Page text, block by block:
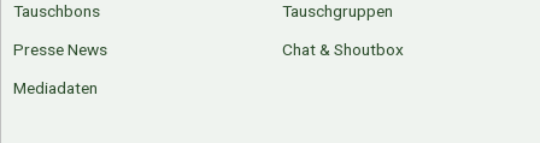
Tauschbons
Presse News
Mediadaten
Tauschgruppen
Chat & Shoutbox